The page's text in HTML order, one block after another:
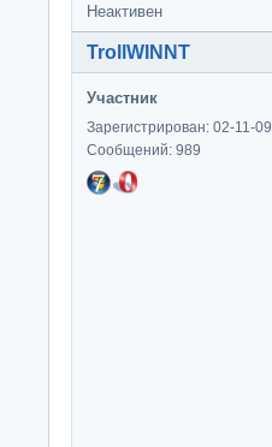
Неактивен
TrollWINNT
Участник
Зарегистрирован: 02-11-09
Сообщений: 989